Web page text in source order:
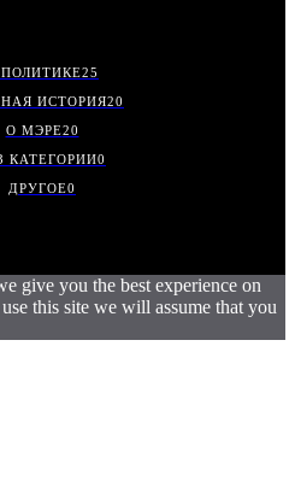
25
ИСТОРИЯ20
О МЭРЕ20
КАТЕГОРИИ0
ДРУГОЕ0
give you the best experience on
this site we will assume that you